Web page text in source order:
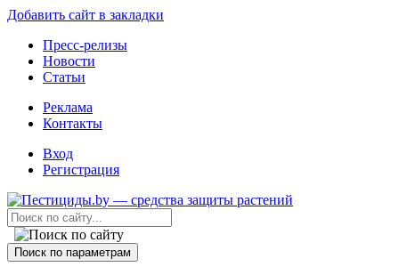
Добавить сайт в закладки
Пресс-релизы
Новости
Статьи
Реклама
Контакты
Вход
Регистрация
Поиск по параметрам